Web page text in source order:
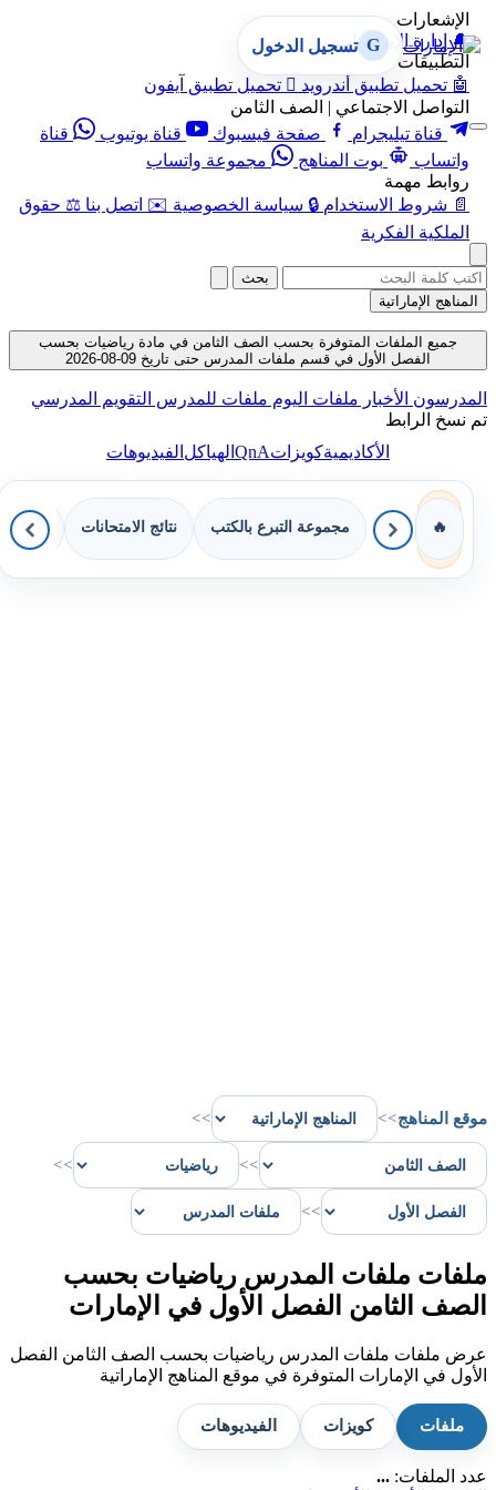
الإشعارات
🔔 إدارة الإشعارات
التطبيقات
🤖 تحميل تطبيق أندرويد  تحميل تطبيق آيفون
التواصل الاجتماعي | الصف الثامن
قناة تيليجرام
صفحة فيسبوك قناة يوتيوب
قناة
واتساب
بوت المناهج
مجموعة واتساب
روابط مهمة
📄 شروط الاستخدام 🔒 سياسة الخصوصية ✉️ اتصل بنا ⚖️ حقوق
الملكية الفكرية
G تسجيل الدخول
بحث
المناهج الإماراتية
جميع الملفات المتوفرة بحسب الصف الثامن في مادة رياضيات بحسب
الفصل الأول في قسم ملفات المدرس حتى تاريخ 09-08-2026
المدرسون الأخبار ملفات اليوم ملفات للمدرس التقويم المدرسي
تم نسخ الرابط
الأكاديميةكويزاتQnAالهياكلالفيديوهات
🔥 مجموعة التبرع بالكتب نتائج الامتحانات
موقع المناهج>>
>>
>>
>>
>>
ملفات ملفات المدرس رياضيات بحسب
الصف الثامن الفصل الأول في الإمارات
عرض ملفات ملفات المدرس رياضيات بحسب الصف الثامن الفصل
الأول في الإمارات المتوفرة في موقع المناهج الإماراتية
ملفات كويزات الفيديوهات
عدد الملفات: ...